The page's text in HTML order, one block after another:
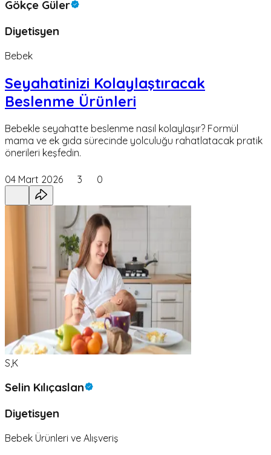
Gökçe Güler
Diyetisyen
Bebek
Seyahatinizi Kolaylaştıracak
Beslenme Ürünleri
Bebekle seyahatte beslenme nasıl kolaylaşır? Formül
mama ve ek gıda sürecinde yolculuğu rahatlatacak pratik
önerileri keşfedin.
04 Mart 2026 3 0
S,K
Selin Kılıçaslan
Diyetisyen
Bebek Ürünleri ve Alışveriş